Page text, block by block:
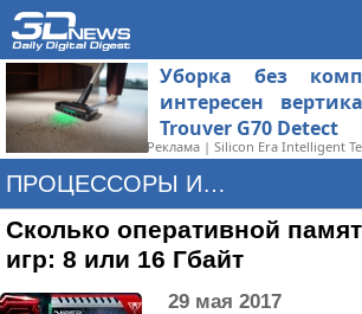
Уборка без
интересен
Trouver G70 Detect
Реклама | Silicon Era Intelligent
ПРОЦЕССОРЫ И ПАМЯТЬ
Сколько оперативной
игр: 8 или 16 Гбайт
29 мая 2017